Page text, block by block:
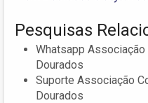
Pesquisas
Whatsapp
Dourados
Suporte Associação
Dourados